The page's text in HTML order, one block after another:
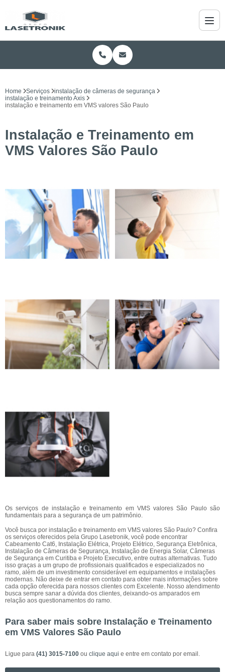
Home Serviços
instalação de câmeras de segurança
instalação e treinamento Axis
instalação e treinamento em VMS valores São Paulo
Instalação e Treinamento em
VMS Valores São Paulo
Os serviços de instalação e treinamento em VMS valores São Paulo são
fundamentais para a segurança de um patrimônio.
Você busca por instalação e treinamento em VMS valores São Paulo? Confira
os serviços oferecidos pela Grupo Lasetronik, você pode encontrar
Cabeamento Cat6, Instalação Elétrica, Projeto Elétrico, Segurança Eletrônica,
Instalação de Câmeras de Segurança, Instalação de Energia Solar, Câmeras
de Segurança em Curitiba e Projeto Executivo, entre outras alternativas. Tudo
isso graças a um grupo de profissionais qualificados e especializados no
ramo, além de um investimento considerável em equipamentos e instalações
modernas. Não deixe de entrar em contato para obter mais informações sobre
cada opção oferecida para nossos clientes com Excelente. Nosso atendimento
busca sempre sanar a dúvida dos clientes, deixando-os amparados em
relação aos questionamentos do ramo.
Para saber mais sobre Instalação e Treinamento
em VMS Valores São Paulo
Ligue para (41) 3015-7100 ou clique aqui e entre em contato por email.